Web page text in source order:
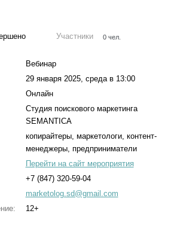
Участники 0 чел.
Вебинар
29 января 2025, среда в 13:00
Онлайн
Студия поискового маркетинга
SEMANTICA
копирайтеры, маркетологи, контент-
менеджеры, предприниматели
Перейти на сайт мероприятия
+7 (847) 320-59-04
marketolog.sd@gmail.com
12+